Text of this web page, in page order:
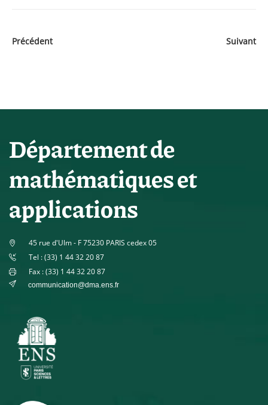
Précédent Suivant
Département de
mathématiques et
applications
45 rue d'Ulm - F 75230 PARIS cedex 05
Tel : (33) 1 44 32 20 87
Fax : (33) 1 44 32 20 87
communication@dma.ens.fr